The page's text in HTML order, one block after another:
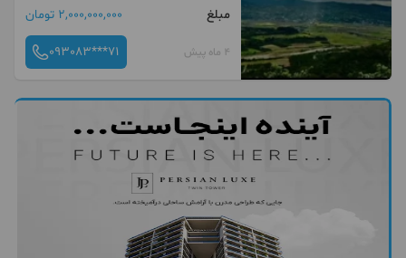
مبلغ
2,000,000,000 تومان
4 ماه پیش 093083***71